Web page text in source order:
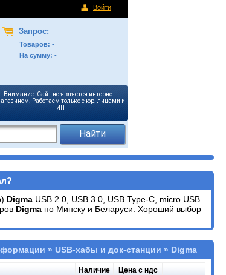
Войти
Запрос:
Товаров: -
На сумму: -
Внимание. Сайт не является интернет-
Работаем только с юр. лицами и
ИП
Digma USB 2.0, USB 3.0, USB Type-C, micro USB
Digma по Минску и Беларуси. Хороший выбор
» USB-хабы и док-станции » Digma
Наличие Цена с ндс